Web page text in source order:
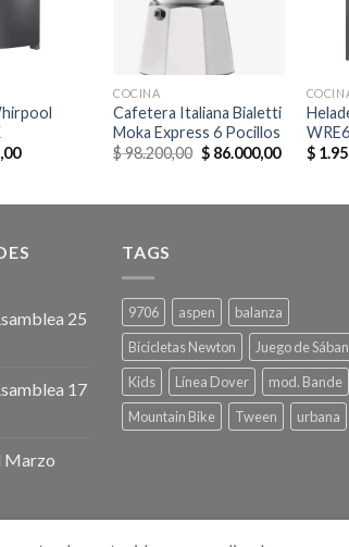
COCINA
Cafetera Italiana Bialetti
Moka Express 6 Pocillos
$98.200,00 $86.000,00
$
25
17
Marzo
TAGS
9706 aspen
balanza
Bicicletas Newton
Juego de
Kids
Línea Dover
mod. Bande
Mountain Bike
Tween urbana